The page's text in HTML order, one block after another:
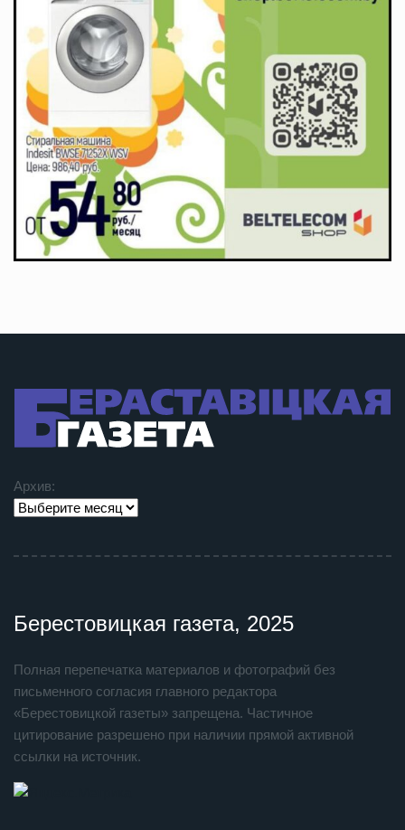
Архив:
Берестовицкая газета, 2025
Полная перепечатка материалов и фотографий без
письменного согласия главного редактора
«Берестовицкой газеты» запрещена. Частичное
цитирование разрешено при наличии прямой активной
ссылки на источник.